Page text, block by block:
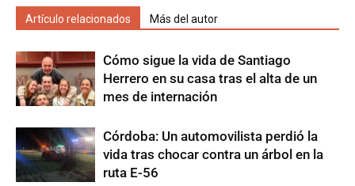
Artículo relacionados Más del autor
Cómo sigue la vida de Santiago
Herrero en su casa tras el alta de un
mes de internación
Córdoba: Un automovilista perdió la
vida tras chocar contra un árbol en la
ruta E-56